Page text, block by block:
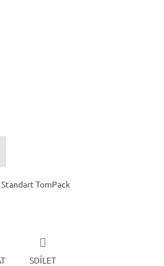
Standart TomPack
SDÍLET